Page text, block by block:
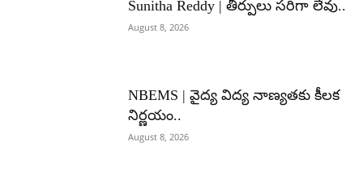
Sunitha Reddy | తీర్పులు సరిగా లేవు..
August 8, 2026
NBEMS | వైద్య విద్య నాణ్యతకు కీలక
నిర్ణయం..
August 8, 2026